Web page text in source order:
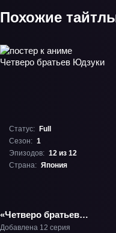
Похожие
Статус:
Full
Сезон: 1
Эпизодов: 12 из 12
Страна: Япония
«Четверо братьев
Юдзуки» ТВ-1
Добавлена 12 серия